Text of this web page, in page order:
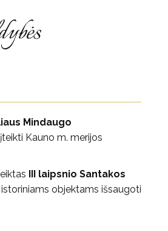
Mindaugo
Kauno m. merijos
III laipsnio Santakos
objektams išsaugoti